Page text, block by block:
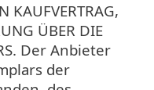
KAUFVERTRAG,
ÜBER DIE
Der Anbieter
der